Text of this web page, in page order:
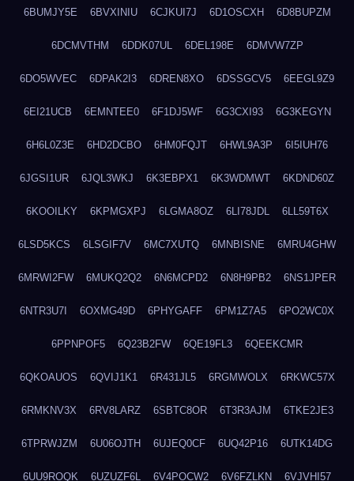
6BUMJY5E 6BVXINIU 6CJKUI7J 6D1OSCXH 6D8BUPZM
6DCMVTHM 6DDK07UL 6DEL198E 6DMVW7ZP
6DO5WVEC 6DPAK2I3 6DREN8XO 6DSSGCV5 6EEGL9Z9
6EI21UCB 6EMNTEE0 6F1DJ5WF 6G3CXI93 6G3KEGYN
6H6L0Z3E 6HD2DCBO 6HM0FQJT 6HWL9A3P 6I5IUH76
6JGSI1UR 6JQL3WKJ 6K3EBPX1 6K3WDMWT 6KDND60Z
6KOOILKY 6KPMGXPJ 6LGMA8OZ 6LI78JDL 6LL59T6X
6LSD5KCS 6LSGIF7V 6MC7XUTQ 6MNBISNE 6MRU4GHW
6MRWI2FW 6MUKQ2Q2 6N6MCPD2 6N8H9PB2 6NS1JPER
6NTR3U7I 6OXMG49D 6PHYGAFF 6PM1Z7A5 6PO2WC0X
6PPNPOF5 6Q23B2FW 6QE19FL3 6QEEKCMR
6QKOAUOS 6QVIJ1K1 6R431JL5 6RGMWOLX 6RKWC57X
6RMKNV3X 6RV8LARZ 6SBTC8OR 6T3R3AJM 6TKE2JE3
6TPRWJZM 6U06OJTH 6UJEQ0CF 6UQ42P16 6UTK14DG
6UU9ROQK 6UZUZF6L 6V4POCW2 6V6FZLKN 6VJVHI57